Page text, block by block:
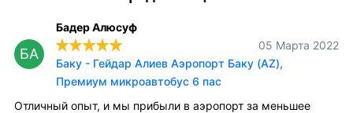
БА
Бадер Алюсуф
05 Марта 2022
Баку - Гейдар Алиев Аэропорт Баку (AZ),
Премиум микроавтобус 6 пас
Отличный опыт, и мы прибыли в аэропорт за меньшее